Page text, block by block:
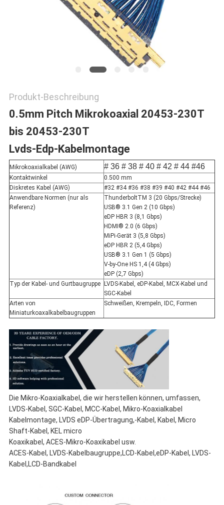
DATENSCHUTZRICHTLINIE
Produkt-Beschreibung
0.5mm Pitch Mikrokoaxial 20453-230T
bis 20453-230T
Lvds-Edp-Kabelmontage
Mikrokoaxialkabel (AWG) # 36 # 38 # 40 # 42 # 44 #46
Kontaktwinkel
0.500 mm
Diskretes Kabel (AWG)
#32 #34 #36 #38 #39 #40 #42 #44 #46
Anwendbare Normen (nur als
Referenz)
ThunderboltTM 3 (20 Gbps/Strecke)
USB® 3.1 Gen 2 (10 Gbps)
eDP HBR 3 (8,1 Gbps)
HDMI® 2.0 (6 Gbps)
MiPi-Gerät 3 (5,8 Gbps)
eDP HBR 2 (5,4 Gbps)
USB® 3.1 Gen 1 (5 Gbps)
V-by-One HS 1,4 (4 Gbps)
eDP (2,7 Gbps)
Typ der Kabel- und Gurtbaugruppe
LVDS-Kabel, eDP-Kabel, MCX-Kabel und
SGC-Kabel
Arten von
Miniaturkoaxalkabelbaugruppen
Schweißen, Krempeln, IDC, Formen
Die Mikro-Koaxialkabel, die wir herstellen können, umfassen,
LVDS-Kabel, SGC-Kabel, MCC-Kabel, Mikro-Koaxialkabel
Kabelmontage, LVDS eDP-Übertragung,-Kabel, Kabel, Micro
Shaft-Kabel, KEL micro
Koaxikabel, ACES-Mikro-Koaxikabel usw.
ACES-Kabel, LVDS-Kabelbaugruppe,LCD-Kabel,eDP-Kabel, LVDS-
Kabel,LCD-Bandkabel